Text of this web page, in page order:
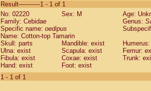
CebidaeSaguinus labiatus(0)
Cebidae Saguinus leucopus (0)
Cebidae
CebidaeSaguinus mystax
Cebidae Saguinus nigricollis (0)
Cebidae Saguinus oedipus
Cebidae Saguinus weddelli
Cebidae Saguinusspp.
Cebidae
Result-----------1 - 1 of 1
No: 02220
Sex: M
Age:
Family: Cebidae
Genus:
Specific name: oedipus
Name: Cotton-top Tamarin
Skull: parts
Mandible: exist
Ulna: exist
Scapula: exist
Femur:
Fibula: exist
Coxae: exist
Trunk:
Hand: exist
Foot: exist
1 - 1 of 1